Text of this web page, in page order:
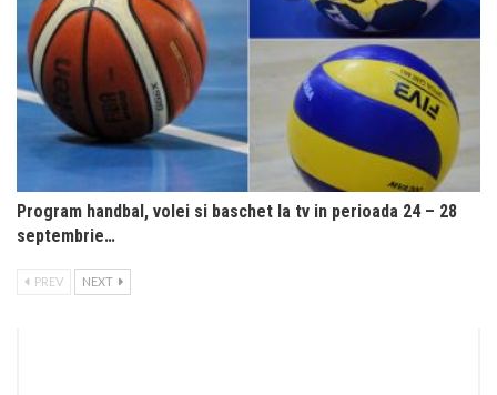
Program handbal, volei si baschet la tv in perioada 24 – 28
septembrie…
PREV NEXT